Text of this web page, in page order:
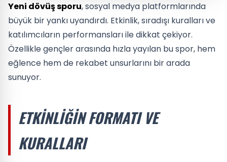
Yeni dövüş sporu, sosyal medya platformlarında
büyük bir yankı uyandırdı. Etkinlik, sıradışı kuralları ve
katılımcıların performansları ile dikkat çekiyor.
Özellikle gençler arasında hızla yayılan bu spor, hem
eğlence hem de rekabet unsurlarını bir arada
sunuyor.
ETKINLIĞIN FORMATI VE
KURALLARI